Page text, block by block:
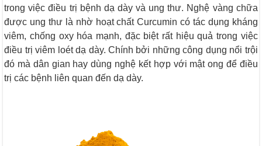
trong việc điều trị bệnh dạ dày và ung thư. Nghệ vàng chữa
được ung thư là nhờ hoạt chất Curcumin có tác dụng kháng
viêm, chống oxy hóa mạnh, đặc biệt rất hiệu quả trong việc
điều trị viêm loét dạ dày. Chính bởi những công dụng nổi trội
đó mà dân gian hay dùng nghệ kết hợp với mật ong để điều
trị các bệnh liên quan đến dạ dày.